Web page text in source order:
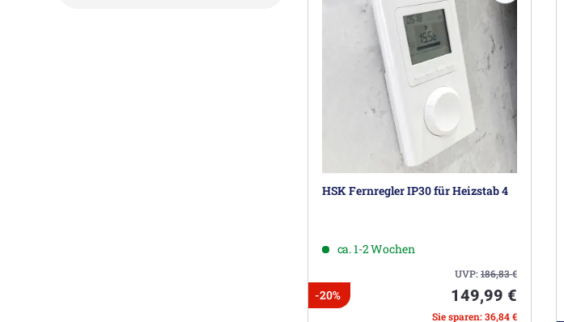
HSK Fernregler IP30 für Heizstab 4
ca. 1-2 Wochen
UVP:186,83€
-20% 149,99 €
Sie sparen: 36,84 €